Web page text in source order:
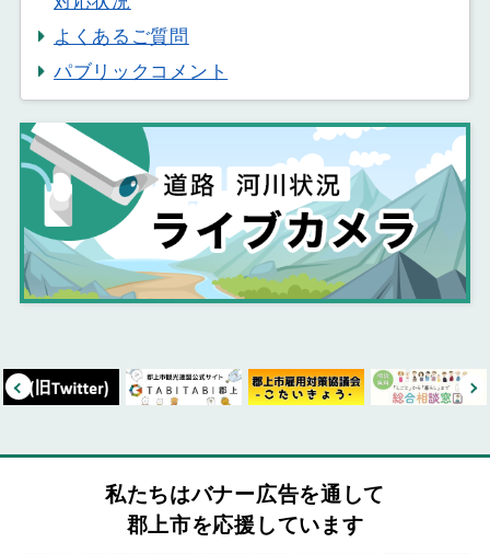
よくあるご質問
パブリックコメント
私たちはバナー広告を通して
郡上市を応援しています